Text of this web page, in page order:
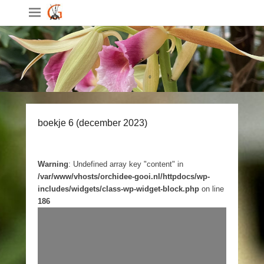
boekje 6 (december 2023)
Warning: Undefined array key "content" in
/var/www/vhosts/orchidee-gooi.nl/httpdocs/wp-
includes/widgets/class-wp-widget-block.php on line
186